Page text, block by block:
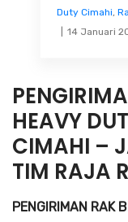
Duty Cimahi,
14 Januari
HEAVY
CIMAHI –
TIM RAJA
PENGIRIMAN RAK